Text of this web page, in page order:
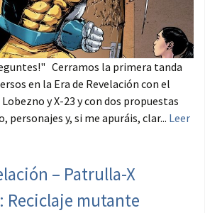
Cerramos la primera tanda
en la Era de Revelación con el
y X-23 y con dos propuestas
personajes y, si me apuráis, clar... Leer
– Patrulla-X
Reciclaje mutante